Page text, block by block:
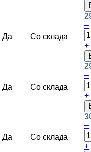
Да Со склада
–
+
Да Со склада
–
+
Да Со склада
–
+